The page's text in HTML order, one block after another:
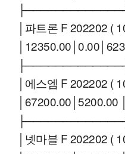
│파트론 F 202202 (
│에스엠 F 202202 (
│67200.00│5200.00
│넷마블 F 202202 (